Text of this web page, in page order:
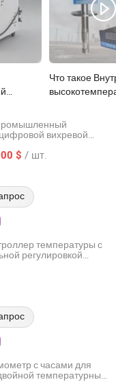
и
литья
Что такое
кислорода из
для дымовых
вихревой
в условиях высокой
промышленности
$ / шт.
Co., Ltd.
температуры с
регулировкой
с часами для
температурный